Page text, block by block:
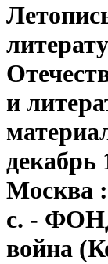
и
декабрь
Москва
с. -
война